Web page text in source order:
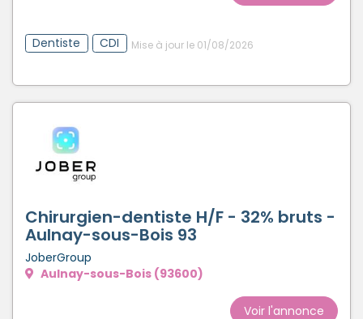
Dentiste CDI Mise à jour le 01/08/2026
Chirurgien-dentiste H/F - 32% bruts -
Aulnay-sous-Bois 93
JoberGroup
Aulnay-sous-Bois (93600)
Voir l'annonce